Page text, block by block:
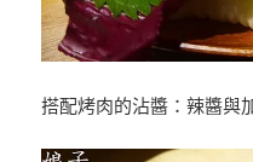
搭配烤肉的沾醬：辣醬與